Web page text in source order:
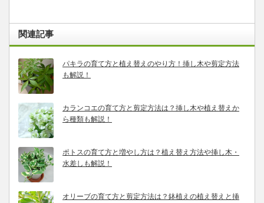
関連記事
パキラの育て方と植え替えのやり方！挿し木や剪定方法
も解説！
カランコエの育て方と剪定方法は？挿し木や植え替えか
ら種類も解説！
ポトスの育て方と増やし方は？植え替え方法や挿し木・
水差しも解説！
オリーブの育て方と剪定方法は？鉢植えの植え替えと挿